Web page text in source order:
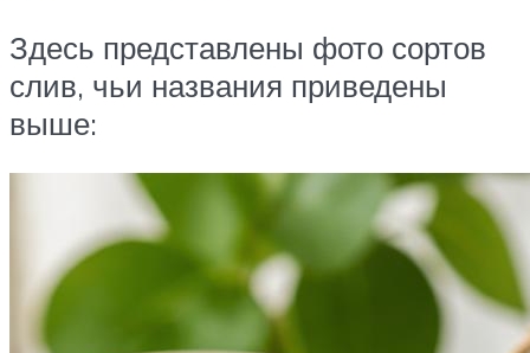
Здесь представлены фото сортов
слив, чьи названия приведены
выше: